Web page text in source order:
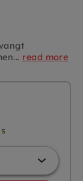
read more